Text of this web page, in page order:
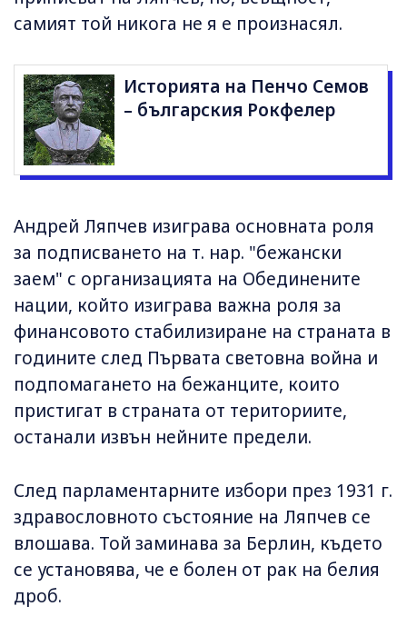
самият той никога не я е произнасял.
Историята на Пенчо Семов
– българския Рокфелер
Андрей Ляпчев изиграва основната роля
за подписването на т. нар. "бежански
заем" с организацията на Обединените
нации, който изиграва важна роля за
финансовото стабилизиране на страната в
годините след Първата световна война и
подпомагането на бежанците, които
пристигат в страната от териториите,
останали извън нейните предели.
След парламентарните избори през 1931 г.
здравословното състояние на Ляпчев се
влошава. Той заминава за Берлин, където
се установява, че е болен от рак на белия
дроб.